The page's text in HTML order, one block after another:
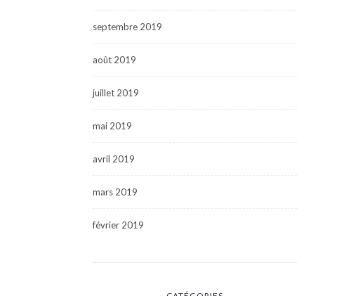
septembre 2019
août 2019
juillet 2019
mai 2019
avril 2019
mars 2019
février 2019